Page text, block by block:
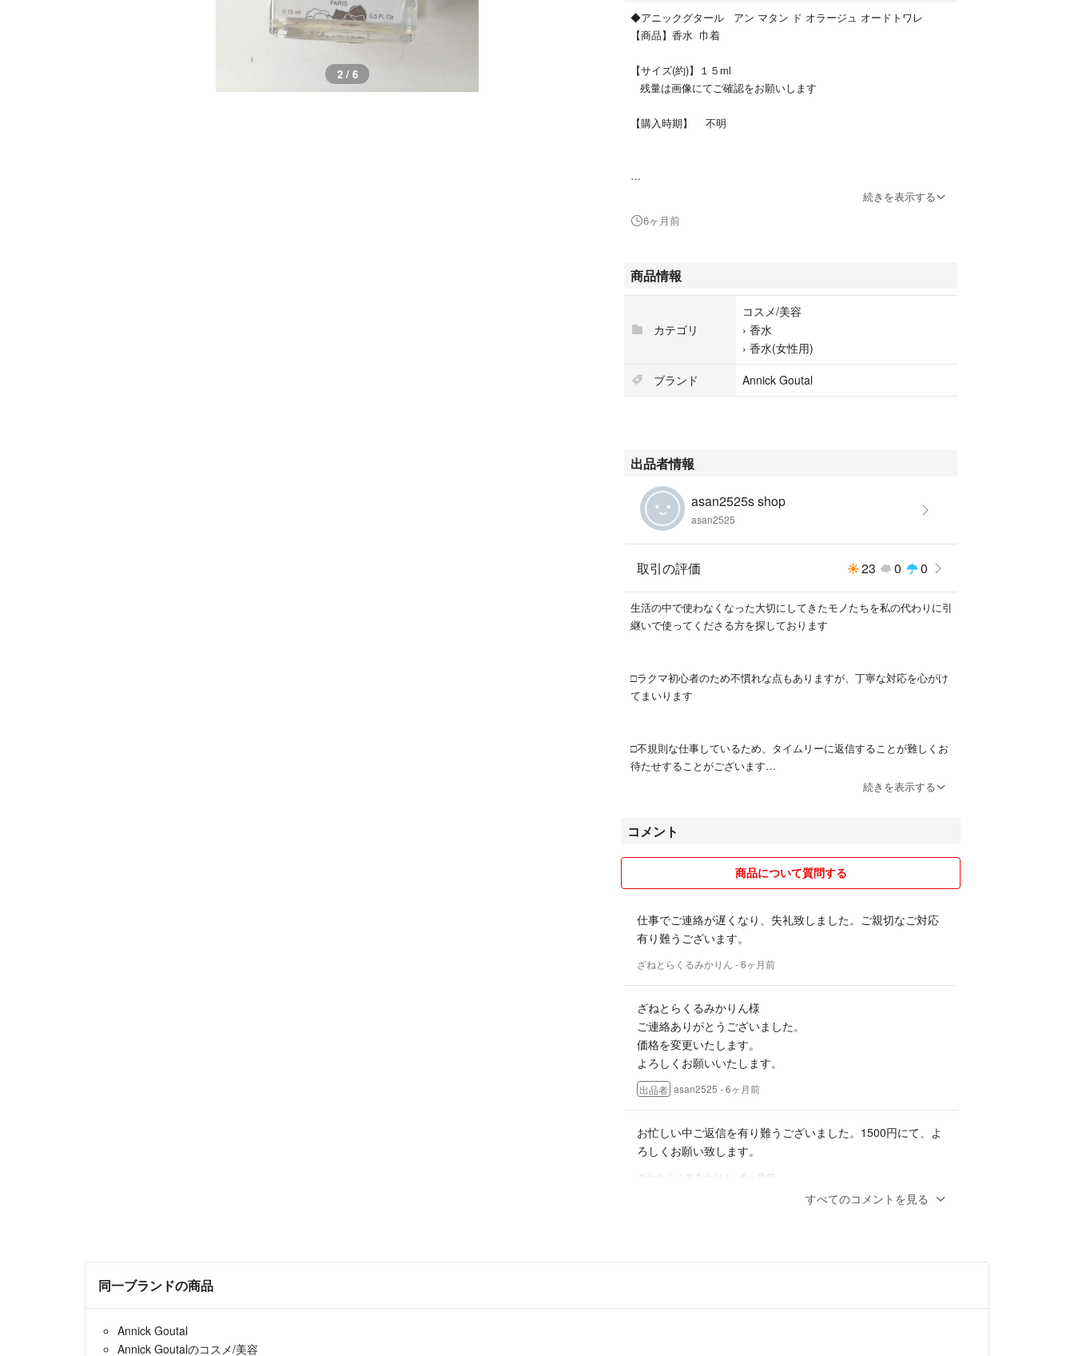
2 / 6
◆アニックグタール アン マタン ド オラージュ オードトワレ
【商品】香水 巾着
【サイズ(約)】１５ml
残量は画像にてご確認をお願いします
【購入時期】 不明
□長期自宅保管品、中古品となります 衛生面を気になさる方はご購入
□経年経過による匂いの変化がある場合がございます ご了承の上、ご
購入をお願いします
香水をつけることが少なくなり、今回手放すことにしました
新たな香りをお探しの方や香水がお好きな方にお譲りできれば嬉しい
です
＃香水 ＃ブルガリ ＃オードトワレ
＃フランス ＃アニックグタール ＃ブランド ＃百貨店 ＃路面店 ＃
デパート ＃免税店
01211750
続きを表示する
6ヶ月前
商品情報
カテゴリ
コスメ/美容
› 香水
› 香水(女性用)
ブランド
Annick Goutal
出品者情報
asan2525s shop
asan2525
取引の評価 23 0 0
生活の中で使わなくなった大切にしてきたモノたちを私の代わりに引
継いで使ってくださる方を探しております
□ラクマ初心者のため不慣れな点もありますが、丁寧な対応を心がけ
てまいります
□不規則な仕事しているため、タイムリーに返信することが難しくお
待たせすることがございます
ただく場合がございます
□中古品とご理解いただける方限定で
□素人検品のため見落としがある場合がございます
□発送梱包材・袋は再利用しております
□別サイトにて同時掲載しております
完売の際は予告なく投稿を削除しております
見直しております
自分のタイミングで値上げ、値下げいたします
ご覧いただきありがとうございました
続きを表示する
コメント
商品について質問する
仕事でご連絡が遅くなり、失礼致しました。ご親切なご対応
有り難うございます。
ざねとらくるみかりん - 6ヶ月前
ざねとらくるみかりん様
ご連絡ありがとうございました。
価格を変更いたします。
よろしくお願いいたします。
出品者 asan2525 - 6ヶ月前
お忙しい中ご返信を有り難うございました。1500円にて、よ
ろしくお願い致します。
ざねとらくるみかりん - 6ヶ月前
よろしくご検討のほどお願いいたします。
すべてのコメントを見る
同一ブランドの商品
Annick Goutal
Annick Goutalのコスメ/美容